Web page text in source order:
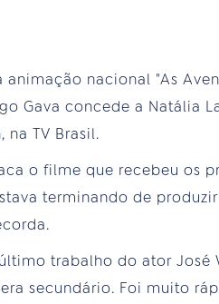
nacional "As
Gava concede a Natália
na TV Brasil.
o filme que recebeu os
terminando de
trabalho do ator José
secundário. Foi muito